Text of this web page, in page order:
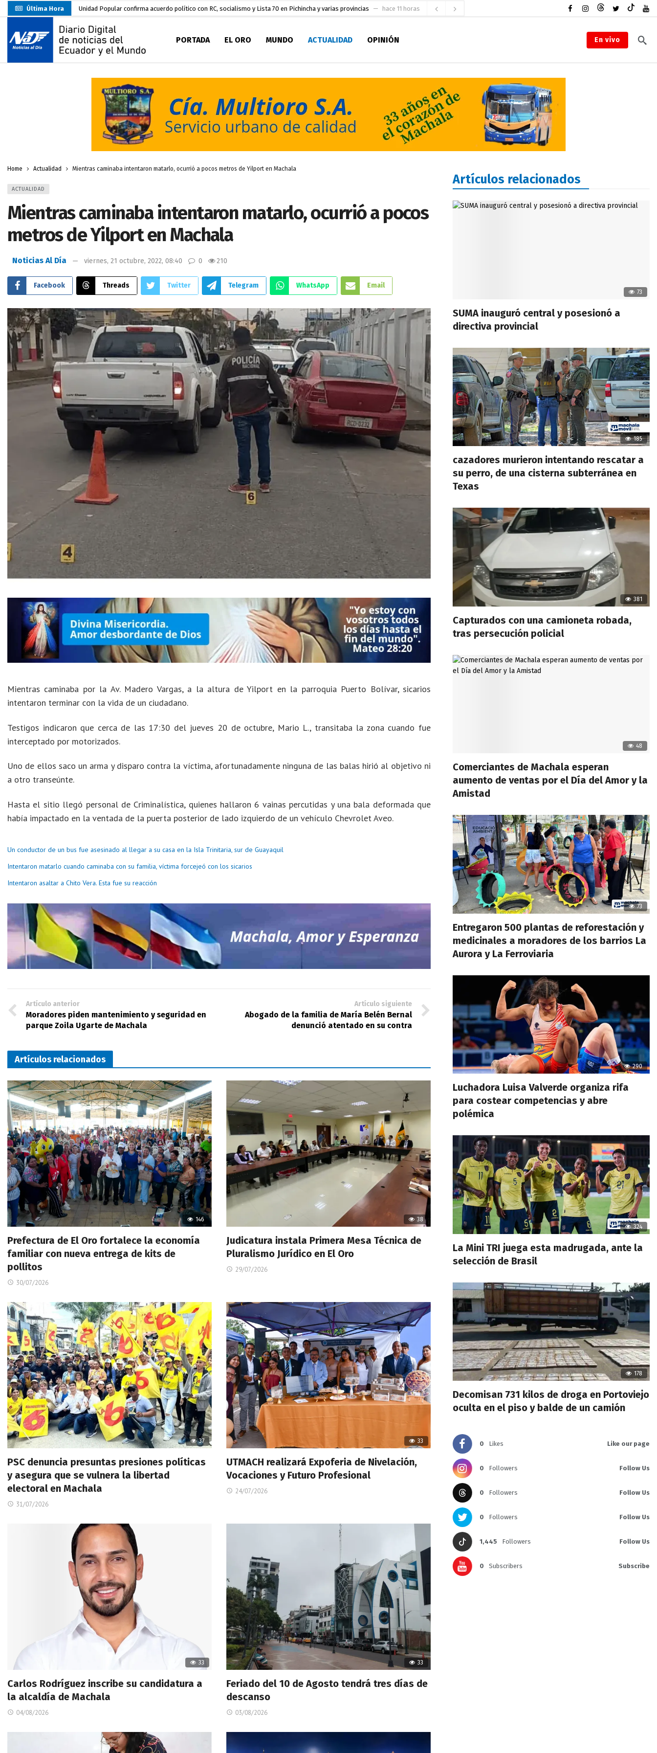
Última Hora Unidad Popular confirma acuerdo político con RC, socialismo y Lista 70 en Pichincha y varias provincias hace 11 horas
Delegación de El Oro fiscaliza propaganda electoral
Gobierno Estudiantil Ugartino 2026-2027, fue posesionado hace 13 horas
Prefecto Clemente Bravo Inauguró Centro de Acopio Casa del Pescador Artesanal Orense
Colombia reanuda venta de energía
Carlos Rodríguez inscribe su candidatura a la alcaldía de Machala hace 2 días
Carlos Carrión Figueroa, Premio Nacional de Literatura Eugenio Espejo hace 2 días
Nuevo Santa Rosa Sporting Club inicia su camino en la Serie A del Fútbol Femenino Nacional 2026 hace 5 horas
PORTADA EL ORO MUNDO ACTUALIDAD OPINIÓN En vivo
Home Actualidad Mientras caminaba intentaron matarlo, ocurrió a pocos metros de Yilport en Machala
ACTUALIDAD
Mientras caminaba intentaron matarlo, ocurrió a pocos
metros de Yilport en Machala
Noticias Al Día viernes, 21 octubre, 2022, 08:40 0 210
Facebook Threads Twitter Telegram WhatsApp Email
Mientras caminaba por la Av. Madero Vargas, a la altura de Yilport en la parroquia Puerto Bolívar, sicarios
intentaron terminar con la vida de un ciudadano.
Testigos indicaron que cerca de las 17:30 del jueves 20 de octubre, Mario L., transitaba la zona cuando fue
interceptado por motorizados.
Uno de ellos saco un arma y disparo contra la víctima, afortunadamente ninguna de las balas hirió al objetivo ni
a otro transeúnte.
Hasta el sitio llegó personal de Criminalística, quienes hallaron 6 vainas percutidas y una bala deformada que
había impactado en la ventada de la puerta posterior de lado izquierdo de un vehículo Chevrolet Aveo.
Un conductor de un bus fue asesinado al llegar a su casa en la Isla Trinitaria, sur de Guayaquil
Intentaron matarlo cuando caminaba con su familia, víctima forcejeó con los sicarios
Intentaron asaltar a Chito Vera. Esta fue su reacción
Artículo anterior
Moradores piden mantenimiento y seguridad en
parque Zoila Ugarte de Machala
Artículo siguiente
Abogado de la familia de María Belén Bernal
denunció atentado en su contra
Artículos relacionados
146
Prefectura de El Oro fortalece la economía
familiar con nueva entrega de kits de
pollitos
30/07/2026
38
Judicatura instala Primera Mesa Técnica de
Pluralismo Jurídico en El Oro
29/07/2026
37
PSC denuncia presuntas presiones políticas
y asegura que se vulnera la libertad
electoral en Machala
31/07/2026
33
UTMACH realizará Expoferia de Nivelación,
Vocaciones y Futuro Profesional
24/07/2026
33
Carlos Rodríguez inscribe su candidatura a
la alcaldía de Machala
04/08/2026
33
Feriado del 10 de Agosto tendrá tres días de
descanso
03/08/2026
Artículos relacionados
73
SUMA inauguró central y posesionó a
directiva provincial
185
cazadores murieron intentando rescatar a
su perro, de una cisterna subterránea en
Texas
381
Capturados con una camioneta robada,
tras persecución policial
48
Comerciantes de Machala esperan
aumento de ventas por el Día del Amor y la
Amistad
73
Entregaron 500 plantas de reforestación y
medicinales a moradores de los barrios La
Aurora y La Ferroviaria
290
Luchadora Luisa Valverde organiza rifa
para costear competencias y abre
polémica
324
La Mini TRI juega esta madrugada, ante la
selección de Brasil
178
Decomisan 731 kilos de droga en Portoviejo
oculta en el piso y balde de un camión
0 Likes Like our page
0 Followers Follow Us
0 Followers Follow Us
0 Followers Follow Us
1,445 Followers Follow Us
0 Subscribers Subscribe